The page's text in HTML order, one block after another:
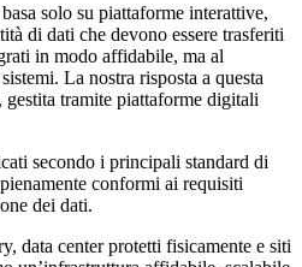
solo su piattaforme interattive,
di dati che devono essere trasferiti
in modo affidabile, ma al
La nostra risposta a questa
gestita tramite piattaforme digitali
secondo i principali standard di
conformi ai requisiti
dei dati.
data center protetti fisicamente e siti